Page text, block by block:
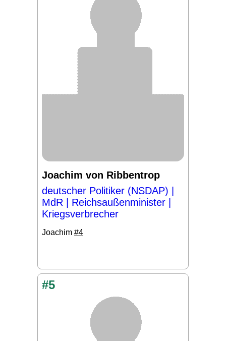
Joachim von Ribbentrop
deutscher Politiker (NSDAP) |
MdR | Reichsaußenminister |
Kriegsverbrecher
Joachim #4
#5